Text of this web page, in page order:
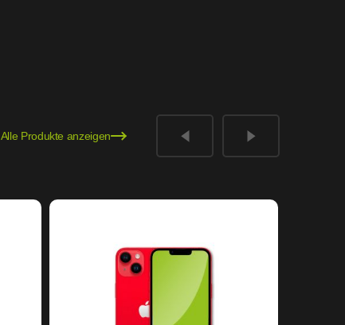
Alle Produkte anzeigen